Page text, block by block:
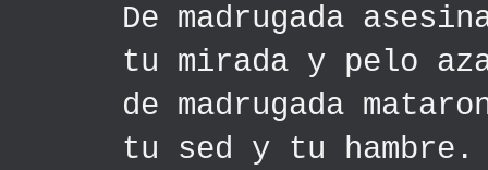
De madrugada
tu mirada y pelo
de madrugada
tu sed y tu hambre .